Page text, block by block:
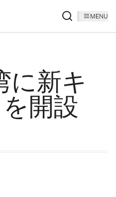
MENU
に新キ
開設